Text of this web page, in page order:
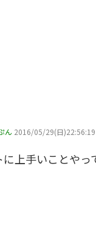
ん 2016/05/29(日)22:56:19
上手いことやっ